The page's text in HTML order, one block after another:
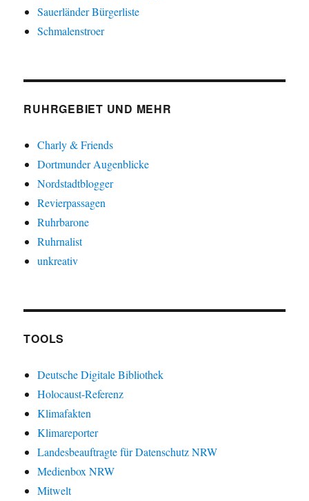
Sauerländer Bürgerliste
Schmalenstroer
RUHRGEBIET UND MEHR
Charly & Friends
Dortmunder Augenblicke
Nordstadtblogger
Revierpassagen
Ruhrbarone
Ruhrnalist
unkreativ
TOOLS
Deutsche Digitale Bibliothek
Holocaust-Referenz
Klimafakten
Klimareporter
Landesbeauftragte für Datenschutz NRW
Medienbox NRW
Mitwelt